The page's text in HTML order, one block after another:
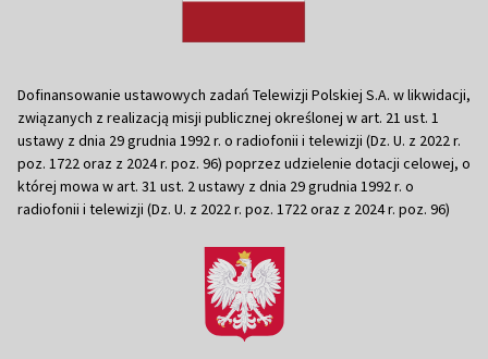
Dofinansowanie ustawowych zadań Telewizji Polskiej S.A. w likwidacji,
związanych z realizacją misji publicznej określonej w art. 21 ust. 1
ustawy z dnia 29 grudnia 1992 r. o radiofonii i telewizji (Dz. U. z 2022 r.
poz. 1722 oraz z 2024 r. poz. 96) poprzez udzielenie dotacji celowej, o
której mowa w art. 31 ust. 2 ustawy z dnia 29 grudnia 1992 r. o
radiofonii i telewizji (Dz. U. z 2022 r. poz. 1722 oraz z 2024 r. poz. 96)